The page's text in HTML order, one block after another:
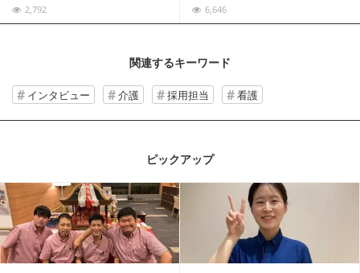
2,792 6,646
関連するキーワード
インタビュー 介護 採用担当 看護
ピックアップ
記事を読む